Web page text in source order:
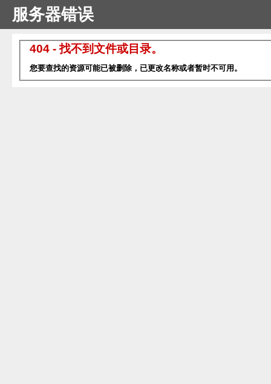
服务器错误
404 - 找不到文件或目录。
您要查找的资源可能已被删除，已更改名称或者暂时不可用。